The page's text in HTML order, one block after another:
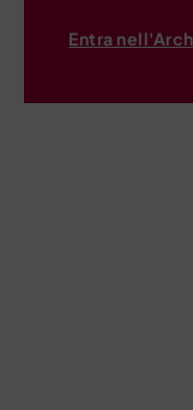
Entra